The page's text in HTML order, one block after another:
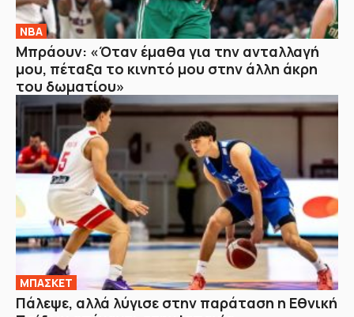
NBA
Μπράουν: «Όταν έμαθα για την ανταλλαγή
μου, πέταξα το κινητό μου στην άλλη άκρη
του δωματίου»
ΜΠΑΣΚΕΤ
Πάλεψε, αλλά λύγισε στην παράταση η Εθνική